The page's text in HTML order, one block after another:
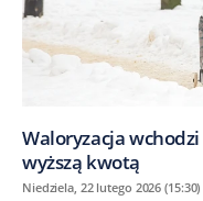
Waloryzacja
wyższą kwotą
Niedziela, 22 lutego 2026 (15:30)